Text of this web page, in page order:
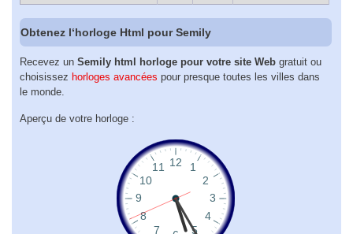
Obtenez l‘horloge Html pour Semily
Recevez un Semily html horloge pour votre site Web gratuit ou
choisissez horloges avancées pour presque toutes les villes dans
le monde.
Aperçu de votre horloge :